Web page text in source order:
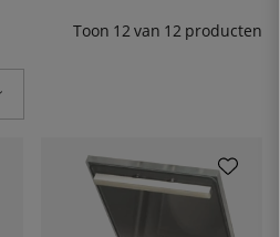
Toon 12van 12 producten